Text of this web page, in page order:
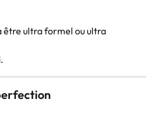
être ultra formel ou ultra
.